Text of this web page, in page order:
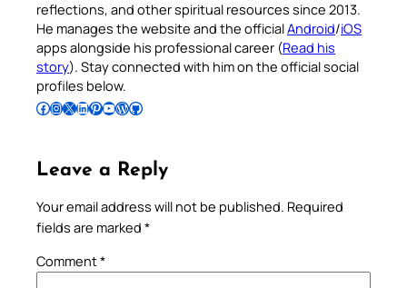
reflections, and other spiritual resources since 2013.
He manages the website and the officialAndroid/iOS
apps alongside his professional career (Read his
story). Stay connected with him on the official social
profiles below.
Follow Pradeep on Facebook Follow Pradeep on InstagramFollow Pradeep on X Follow Pradeep on LinkedIn Follow Pradeep on Pinterest Subscribe to Pradeep’s Youtube Channel Follow Pradeep on WordPress Follow Pradeep on GitHub
Leave a Reply
Your email address will not be published. Required
fields are marked *
Comment*